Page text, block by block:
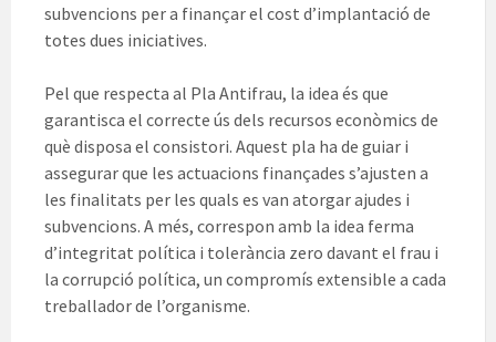
subvencions per a finançar el cost d’implantació de
totes dues iniciatives.
Pel que respecta al Pla Antifrau, la idea és que
garantisca el correcte ús dels recursos econòmics de
què disposa el consistori. Aquest pla ha de guiar i
assegurar que les actuacions finançades s’ajusten a
les finalitats per les quals es van atorgar ajudes i
subvencions. A més, correspon amb la idea ferma
d’integritat política i tolerància zero davant el frau i
la corrupció política, un compromís extensible a cada
treballador de l’organisme.